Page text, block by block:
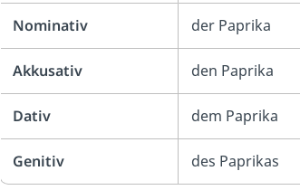
Nominativ der Paprika
Akkusativ den Paprika
Dativ dem Paprika
Genitiv des Paprikas